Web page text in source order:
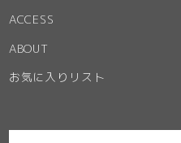
ACCESS
ABOUT
お気に入りリスト